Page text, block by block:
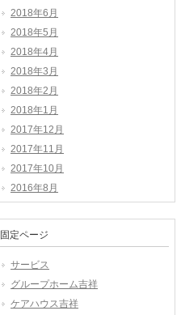
2018年6月
2018年5月
2018年4月
2018年3月
2018年2月
2018年1月
2017年12月
2017年11月
2017年10月
2016年8月
固定ページ
サービス
グループホーム吉祥
ケアハウス吉祥